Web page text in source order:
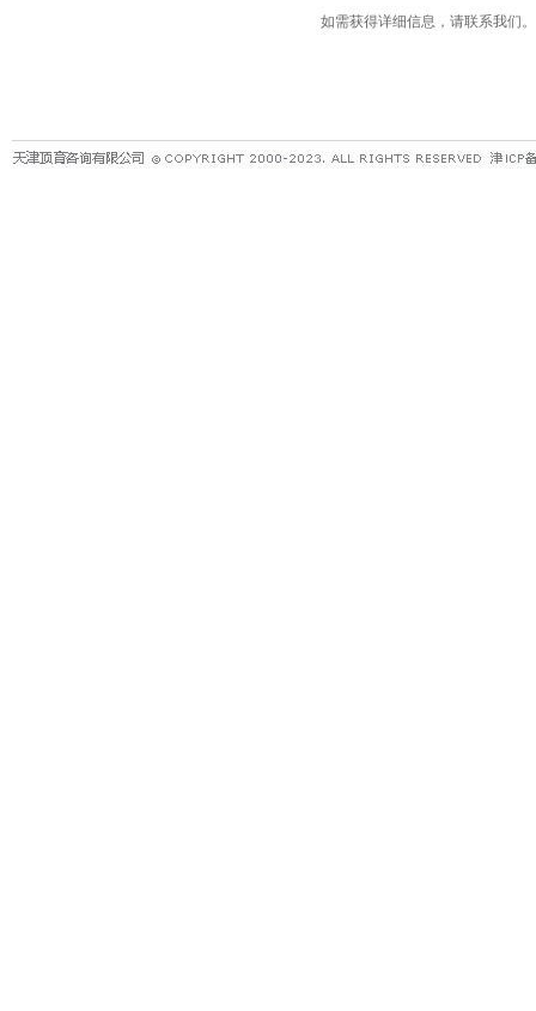
如需获得详细信息，请联系我们。